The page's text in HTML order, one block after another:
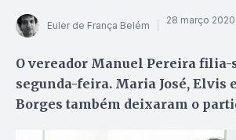
Euler de França Belém 28 março 2020
O vereador Manuel Pereira filia-
segunda-feira. Maria José, Elvis
Borges também deixaram o